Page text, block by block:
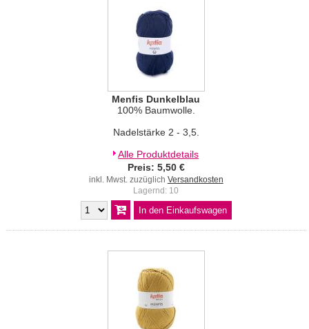
Menfis Dunkelblau
100% Baumwolle.
Nadelstärke 2 - 3,5.
Alle Produktdetails
Preis: 5,50 €
inkl. Mwst. zuzüglich Versandkosten
Lagernd: 10